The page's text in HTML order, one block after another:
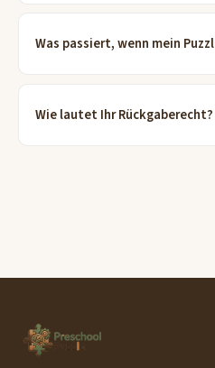
Was passiert, wenn mein
Wie lautet Ihr Rückgaberecht?